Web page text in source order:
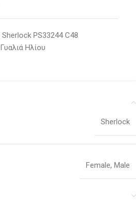
Sherlock PS33244 C48
Γυαλιά Ηλίου
Sherlock
Female, Male